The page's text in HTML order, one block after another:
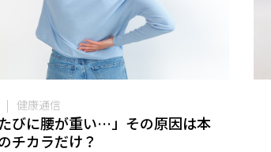
健康通信
たびに腰が重い…」その原因は本
チカラだけ？